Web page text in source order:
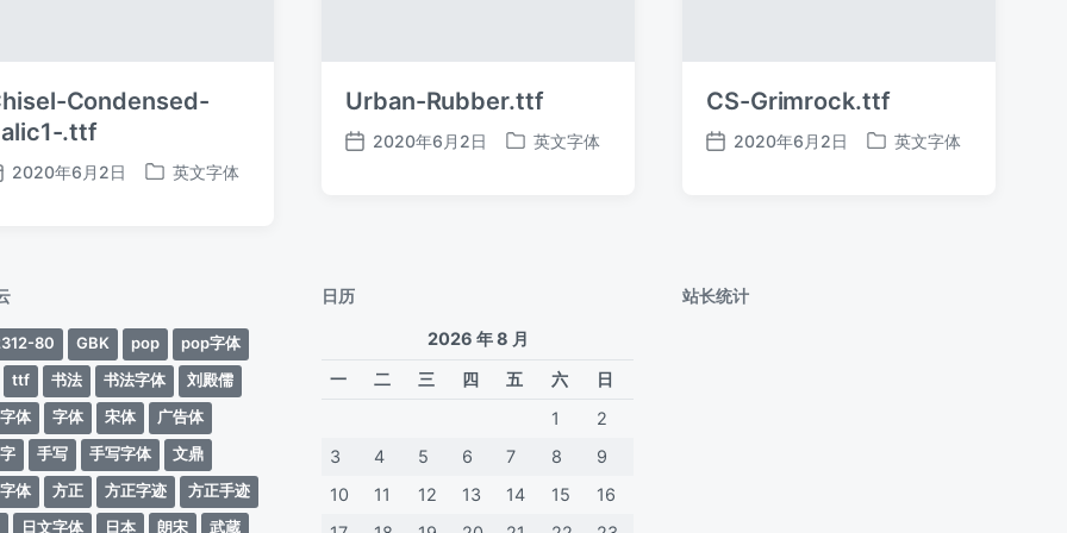
Condensed-
.ttf
2020年6月2日
发
英文字体
Urban-Rubber.ttf
发
2020年6月2日
发
英文字体
CS-Grimrock.ttf
发
2020年6月2日
发
英文字体
80 GBK pop
pop字体
ttf
书法 书法字体
刘殿儒
体
字体 宋体
广告体
手写 手写字体
文鼎
体
方正 方正字迹
方正手迹
日文字体 日本 朗宋 武蔵
日历
2026 年 8 月
一
二 三 四 五 六
日
1
2
3
4 5 6 7 8
9
10
11 12 13 14 15
16
站长统计